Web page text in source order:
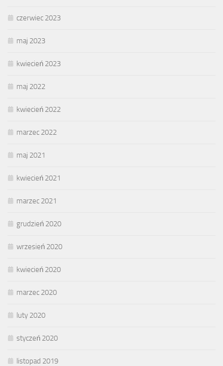
czerwiec 2023
maj 2023
kwiecień 2023
maj 2022
kwiecień 2022
marzec 2022
maj 2021
kwiecień 2021
marzec 2021
grudzień 2020
wrzesień 2020
kwiecień 2020
marzec 2020
luty 2020
styczeń 2020
listopad 2019